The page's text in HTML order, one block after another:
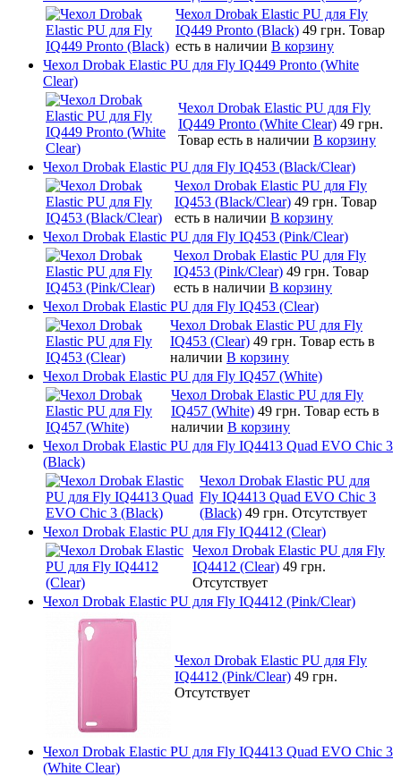
Чехол Drobak Elastic PU для Fly
IQ449 Pronto (Black) 49 грн. Товар
есть в наличии В корзину
Чехол Drobak Elastic PU для Fly IQ449 Pronto (White
Clear)
Чехол Drobak Elastic PU для Fly
IQ449 Pronto (White Clear) 49 грн.
Товар есть в наличии В корзину
Чехол Drobak Elastic PU для Fly IQ453 (Black/Clear)
Чехол Drobak Elastic PU для Fly
IQ453 (Black/Clear) 49 грн. Товар
есть в наличии В корзину
Чехол Drobak Elastic PU для Fly IQ453 (Pink/Clear)
Чехол Drobak Elastic PU для Fly
IQ453 (Pink/Clear) 49 грн. Товар
есть в наличии В корзину
Чехол Drobak Elastic PU для Fly IQ453 (Clear)
Чехол Drobak Elastic PU для Fly
IQ453 (Clear) 49 грн. Товар есть в
наличии В корзину
Чехол Drobak Elastic PU для Fly IQ457 (White)
Чехол Drobak Elastic PU для Fly
IQ457 (White) 49 грн. Товар есть в
наличии В корзину
Чехол Drobak Elastic PU для Fly IQ4413 Quad EVO Chic 3
(Black)
Чехол Drobak Elastic PU для
Fly IQ4413 Quad EVO Chic 3
(Black) 49 грн. Отсутствует
Чехол Drobak Elastic PU для Fly IQ4412 (Clear)
Чехол Drobak Elastic PU для Fly
IQ4412 (Clear) 49 грн.
Отсутствует
Чехол Drobak Elastic PU для Fly IQ4412 (Pink/Clear)
Чехол Drobak Elastic PU для Fly
IQ4412 (Pink/Clear) 49 грн.
Отсутствует
Чехол Drobak Elastic PU для Fly IQ4413 Quad EVO Chic 3
(White Clear)